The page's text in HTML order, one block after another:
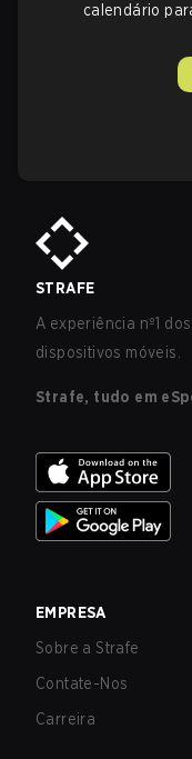
calendário
STRAFE
A experiência nº1
dispositivos móveis.
Strafe, tudo em
EMPRESA
Sobre a Strafe
Contate-Nos
Carreira